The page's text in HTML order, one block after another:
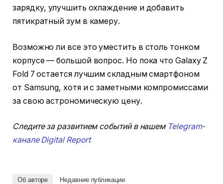
зарядку, улучшить охлаждение и добавить
пятикратный зум в камеру.
Возможно ли все это уместить в столь тонком
корпусе — большой вопрос. Но пока что Galaxy Z
Fold 7 остается лучшим складным смартфоном
от Samsung, хотя и с заметными компромиссами
за свою астрономическую цену.
Следите за развитием событий в нашем Telegram-
канале Digital Report
Об авторе Недавние публикации